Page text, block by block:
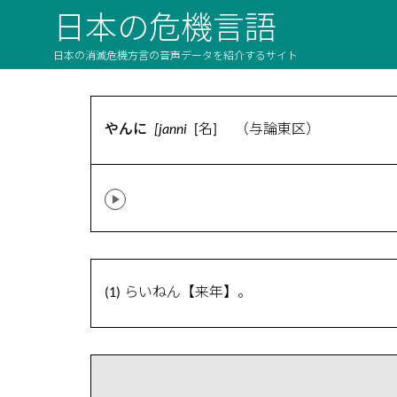
日本の危機言語
日本の消滅危機方言の音声データを紹介するサイト
やんに [janni [名] （与論東区）
(1) らいねん【来年】。